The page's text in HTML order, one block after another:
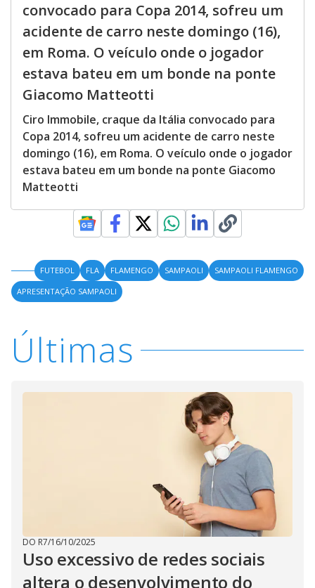
convocado para Copa 2014, sofreu um
acidente de carro neste domingo (16),
em Roma. O veículo onde o jogador
estava bateu em um bonde na ponte
Giacomo Matteotti
Ciro Immobile, craque da Itália convocado para
Copa 2014, sofreu um acidente de carro neste
domingo (16), em Roma. O veículo onde o jogador
estava bateu em um bonde na ponte Giacomo
Matteotti
FUTEBOL FLA FLAMENGO SAMPAOLI
SAMPAOLI FLAMENGO
APRESENTAÇÃO SAMPAOLI
Últimas
DO R7/16/10/2025
Uso excessivo de redes sociais
altera o desenvolvimento do